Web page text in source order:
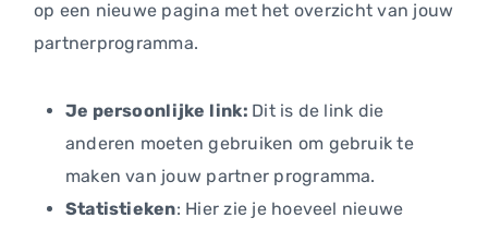
op een nieuwe pagina met het overzicht van jouw
partnerprogramma.
Je persoonlijke link: Dit is de link die
anderen moeten gebruiken om gebruik te
maken van jouw partner programma.
Statistieken: Hier zie je hoeveel nieuwe